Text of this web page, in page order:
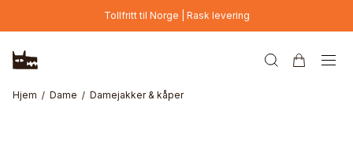
Hopp til hovedinnholdTollfritt til Norge | Rask levering
Hjem Dame Damejakker & kåper